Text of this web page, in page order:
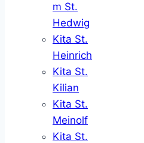
m St.
Hedwig
Kita St.
Heinrich
Kita St.
Kilian
Kita St.
Meinolf
Kita St.